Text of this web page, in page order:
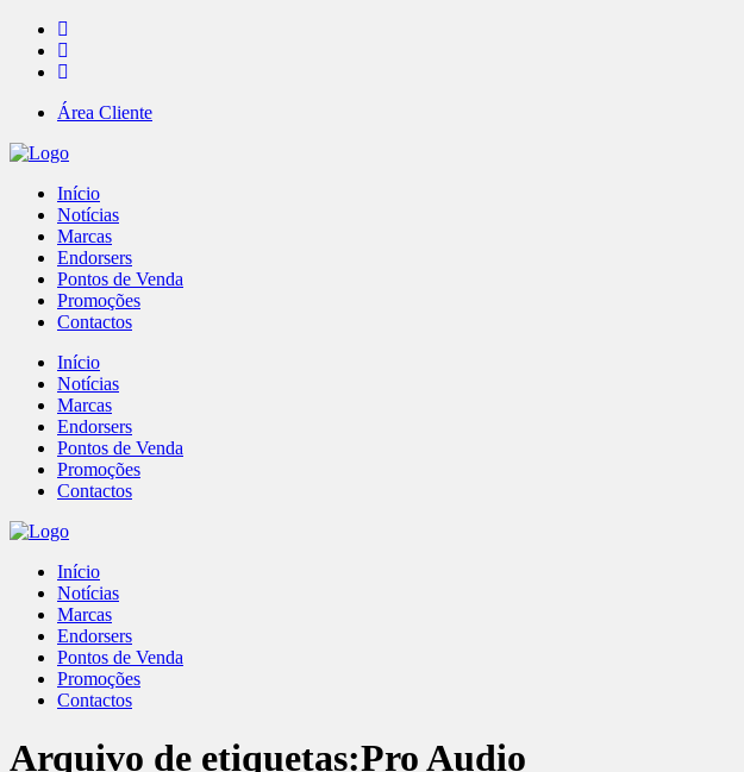
Área Cliente
Início
Notícias
Marcas
Endorsers
Pontos de Venda
Promoções
Contactos
Início
Notícias
Marcas
Endorsers
Pontos de Venda
Promoções
Contactos
Início
Notícias
Marcas
Endorsers
Pontos de Venda
Promoções
Contactos
Arquivo de etiquetas:Pro Audio